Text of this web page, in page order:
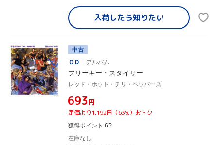
入荷したら知りたい
中古
ＣＤ
アルバム
フリーキー・スタイリー
レッド・ホット・チリ・ペッパーズ
¥693円
定価より1,192円（63%）おトク
獲得ポイント 6P
在庫なし